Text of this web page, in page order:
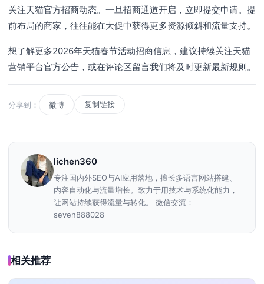
关注天猫官方招商动态。一旦招商通道开启，立即提交申请。提
前布局的商家，往往能在大促中获得更多资源倾斜和流量支持。
想了解更多2026年天猫春节活动招商信息，建议持续关注天猫
营销平台官方公告，或在评论区留言我们将及时更新最新规则。
分享到： 微博 复制链接
lichen360
专注国内外SEO与AI应用落地，擅长多语言网站搭建、
内容自动化与流量增长。致力于用技术与系统化能力，
让网站持续获得流量与转化。 微信交流：
seven888028
相关推荐